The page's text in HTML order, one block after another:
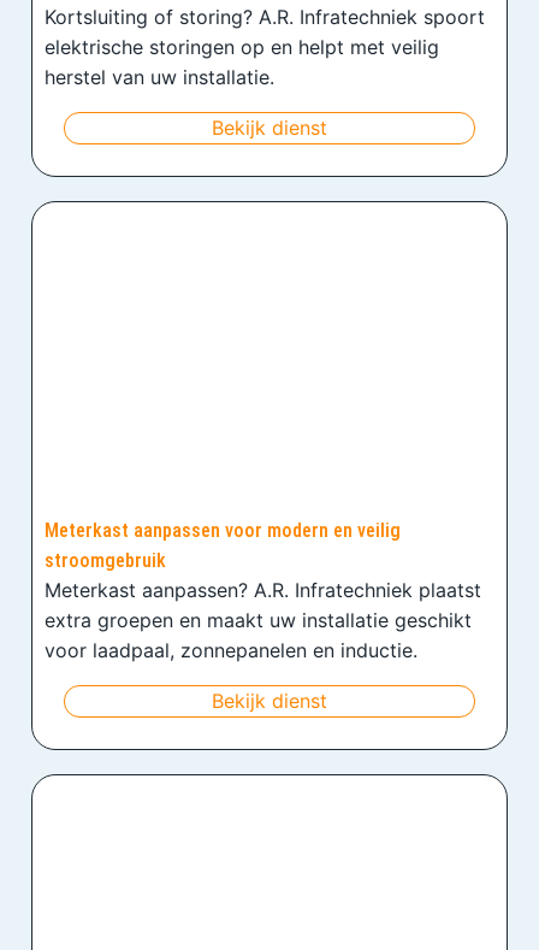
Kortsluiting of storing? A.R. Infratechniek spoort
elektrische storingen op en helpt met veilig
herstel van uw installatie.
Bekijk dienst
Meterkast aanpassen voor modern en veilig
stroomgebruik
Meterkast aanpassen? A.R. Infratechniek plaatst
extra groepen en maakt uw installatie geschikt
voor laadpaal, zonnepanelen en inductie.
Bekijk dienst